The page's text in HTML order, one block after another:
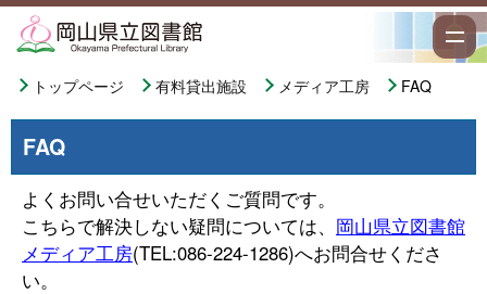
トップページ 有料貸出施設 メディア工房 FAQ
FAQ
よくお問い合せいただくご質問です。
こちらで解決しない疑問については、 岡山県立図書館
メディア工房(TEL:086-224-1286)へお問合せくださ
い。